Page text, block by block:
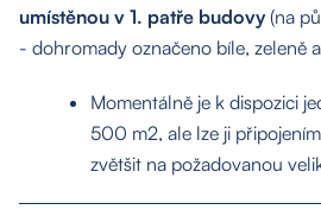
umístěnou v 1. patře budovy(na
- dohromady označeno bíle, zeleně
Momentálně je k dispozici
500 m2, ale lze ji
zvětšit na požadovanou